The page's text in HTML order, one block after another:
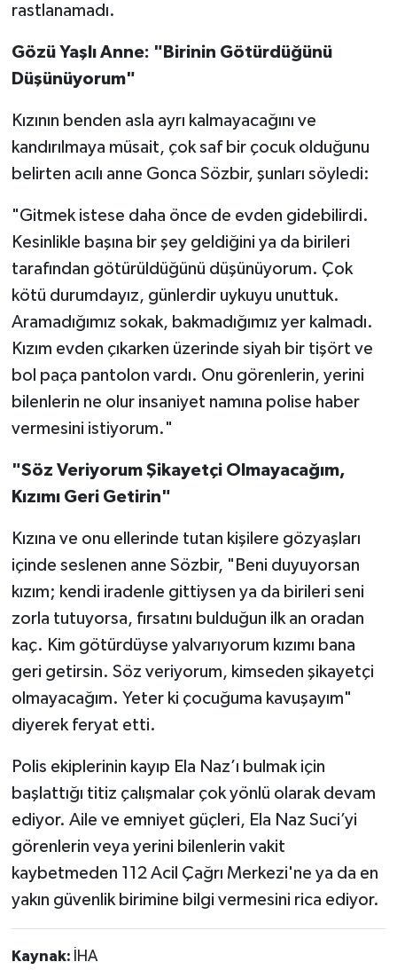
rastlanamadı.
Gözü Yaşlı Anne: "Birinin Götürdüğünü
Düşünüyorum"
Kızının benden asla ayrı kalmayacağını ve
kandırılmaya müsait, çok saf bir çocuk olduğunu
belirten acılı anne Gonca Sözbir, şunları söyledi:
"Gitmek istese daha önce de evden gidebilirdi.
Kesinlikle başına bir şey geldiğini ya da birileri
tarafından götürüldüğünü düşünüyorum. Çok
kötü durumdayız, günlerdir uykuyu unuttuk.
Aramadığımız sokak, bakmadığımız yer kalmadı.
Kızım evden çıkarken üzerinde siyah bir tişört ve
bol paça pantolon vardı. Onu görenlerin, yerini
bilenlerin ne olur insaniyet namına polise haber
vermesini istiyorum."
"Söz Veriyorum Şikayetçi Olmayacağım,
Kızımı Geri Getirin"
Kızına ve onu ellerinde tutan kişilere gözyaşları
içinde seslenen anne Sözbir, "Beni duyuyorsan
kızım; kendi iradenle gittiysen ya da birileri seni
zorla tutuyorsa, fırsatını bulduğun ilk an oradan
kaç. Kim götürdüyse yalvarıyorum kızımı bana
geri getirsin. Söz veriyorum, kimseden şikayetçi
olmayacağım. Yeter ki çocuğuma kavuşayım"
diyerek feryat etti.
Polis ekiplerinin kayıp Ela Naz’ı bulmak için
başlattığı titiz çalışmalar çok yönlü olarak devam
ediyor. Aile ve emniyet güçleri, Ela Naz Suci’yi
görenlerin veya yerini bilenlerin vakit
kaybetmeden 112 Acil Çağrı Merkezi'ne ya da en
yakın güvenlik birimine bilgi vermesini rica ediyor.
Kaynak: İHA